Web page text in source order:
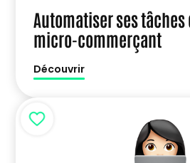
Automatiser ses
micro-commerçant
Découvrir